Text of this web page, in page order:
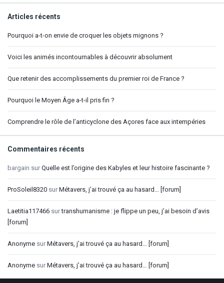
Articles récents
Pourquoi a-t-on envie de croquer les objets mignons ?
Voici les animés incontournables à découvrir absolument
Que retenir des accomplissements du premier roi de France ?
Pourquoi le Moyen Âge a-t-il pris fin ?
Comprendre le rôle de l’anticyclone des Açores face aux intempéries
Commentaires récents
bargain sur Quelle est l’origine des Kabyles et leur histoire fascinante ?
ProSoleil8320 sur Métavers, j’ai trouvé ça au hasard… [forum]
Laetitia117466 surtranshumanisme : je flippe un peu, j’ai besoin d’avis
[forum]
Anonyme sur Métavers, j’ai trouvé ça au hasard… [forum]
Anonyme sur Métavers, j’ai trouvé ça au hasard… [forum]